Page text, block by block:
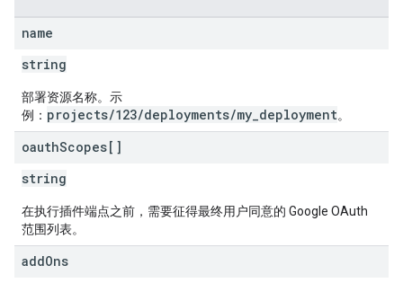
name
string
部署资源名称。示
例： projects/123/deployments/my_deployment。
oauthScopes[]
string
在执行插件端点之前，需要征得最终用户同意的 Google OAuth
范围列表。
addOns